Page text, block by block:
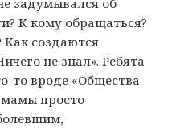
К кому обращаться?
Как создаются
не знал». Ребята
то вроде «Общества
просто